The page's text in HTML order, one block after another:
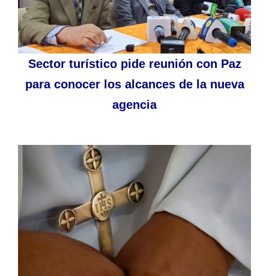
Sector turístico pide reunión con Paz
para conocer los alcances de la nueva
agencia